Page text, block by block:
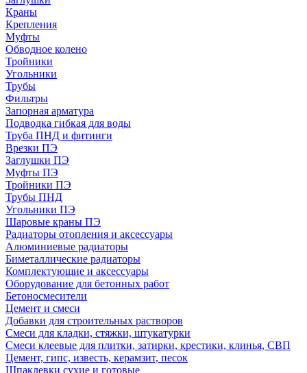
Краны
Крепления
Муфты
Обводное колено
Тройники
Угольники
Трубы
Фильтры
Запорная арматура
Подводка гибкая для воды
Труба ПНД и фитинги
Врезки ПЭ
Заглушки ПЭ
Муфты ПЭ
Тройники ПЭ
Трубы ПНД
Угольники ПЭ
Шаровые краны ПЭ
Радиаторы отопления и аксессуары
Алюминиевые радиаторы
Биметаллические радиаторы
Комплектующие и аксессуары
Оборудование для бетонных работ
Бетоносмесители
Цемент и смеси
Добавки для строительных растворов
Смеси для кладки, стяжки, штукатурки
Смеси клеевые для плитки, затирки, крестики, клинья, СВП
Цемент, гипс, известь, керамзит, песок
Шпаклевки сухие и готовые